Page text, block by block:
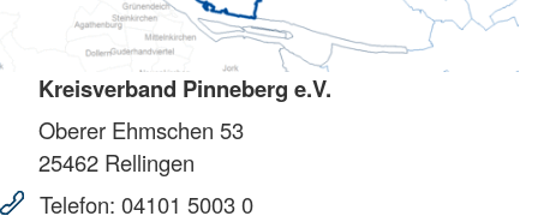
Kreisverband Pinneberg e.V.
Oberer Ehmschen 53
25462 Rellingen
Telefon: 04101 5003 0